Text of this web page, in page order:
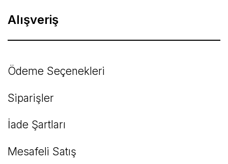
Alışveriş
Ödeme Seçenekleri
Siparişler
İade Şartları
Mesafeli Satış